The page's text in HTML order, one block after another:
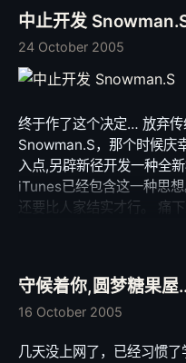
联系人和日程安排轻松与电
电头像都被同步到Mac的
特体贴。 Mac兼容
置就可以与Windows的机
感受一下吧，我的硬件环
EX64)/512DDR双通道/
样的配置运行Mac已经相
code，想为这个漂亮的系
的可以与我联系呀，大家一
中止开发
24 October 2005
终于作了这个决定… 放弃
Snowman.S，那个时候庆
入点,另辟新径开发一种全
iTunes已经包含这一种思
还要比人家结实才行。 痛下
多。 我还是会继续开发
别是为了那些曾经陪伴
赋予这个软件独特的内涵
守候着你,圆梦糖果屋
16 October 2005
几天没上网了，已经习惯